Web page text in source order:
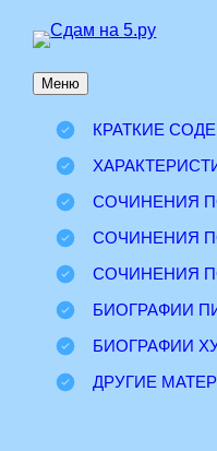
Перейти
содержимому
Меню
КРАТКИЕ
СОЧИНЕНИЯ
СОЧИНЕНИЯ
СОЧИНЕНИЯ
БИОГРАФИИ
БИОГРАФИИ
ДРУГИЕ